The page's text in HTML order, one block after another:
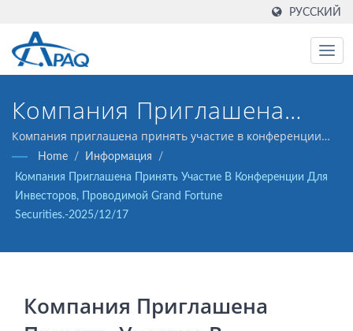
РУССКИЙ
Компания Приглашена
Принять Участие В
Конференции Для
Инвесторов, Проводимой
Компания приглашена принять участие в конференции
для инвесторов, проводимой Grand Fortune
Securities.-2025/12/17
Home / Информация
/
Компания Приглашена Принять Участие В Конференции Для
Инвесторов, Проводимой Grand Fortune
Securities.-2025/12/17
Компания Приглашена